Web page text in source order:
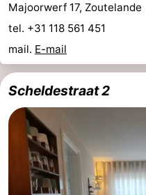
Majoorwerf 17, Zoutelande
tel. +31 118 561 451
mail. E-mail
Scheldestraat 2